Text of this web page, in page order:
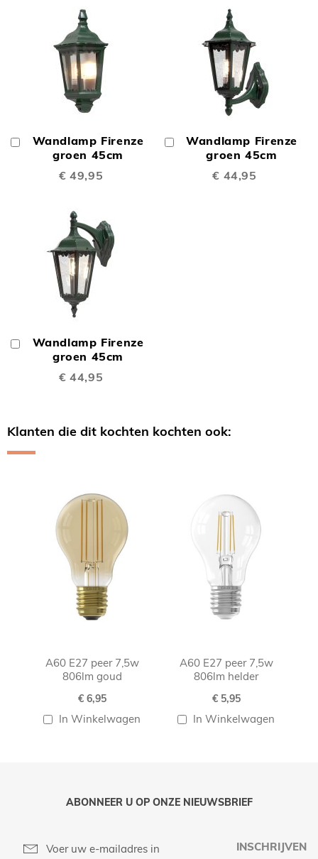
Wandlamp Firenze
groen 45cm
€ 49,95
Winkelwagen
Wandlamp Firenze
groen 45cm
€ 44,95
Winkelwagen
Wandlamp Firenze
groen 45cm
€ 44,95
Winkelwagen
Klanten die dit kochten kochten ook:
A60 E27 peer 7,5w
806lm goud
€ 6,95
In Winkelwagen
A60 E27 peer 7,5w
806lm helder
€ 5,95
In Winkelwagen
ABONNEER U OP ONZE NIEUWSBRIEF
INSCHRIJVEN